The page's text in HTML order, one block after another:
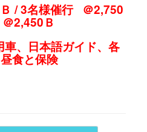
/ 3名様催行 ＠2,750
2,450Ｂ
、日本語ガイド、各
食と保険